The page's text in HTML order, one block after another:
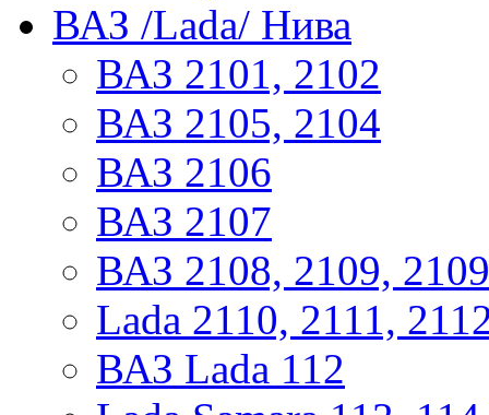
ВАЗ /Lada/ Нива
ВАЗ 2101, 2102
ВАЗ 2105, 2104
ВАЗ 2106
ВАЗ 2107
ВАЗ 2108, 2109,
Lada 2110, 2111,
ВАЗ Lada 112